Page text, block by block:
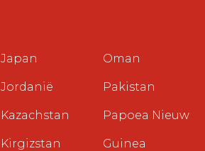
Japan
Jordanië
Kazachstan
Kirgizstan
Oman
Pakistan
Papoea Nieuw
Guinea